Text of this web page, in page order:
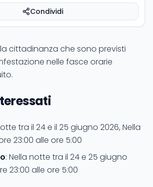
Dove lo butto?
Condividi
cittadinanza che sono previsti
nelle fasce orarie
tra il 24 e il 25 giugno 2026, Nella
23:00 alle ore 5:00
: Nella notte tra il 24 e 25 giugno
23:00 alle ore 5:00